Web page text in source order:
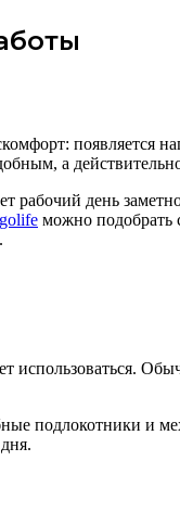
появляется
а
рабочий день
можно подобрать
использоваться.
подлокотники и